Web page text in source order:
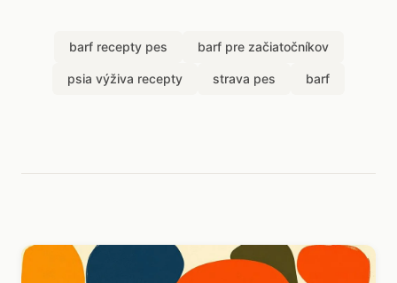
barf recepty pes barf pre začiatočníkov
psia výživa recepty strava pes barf